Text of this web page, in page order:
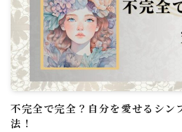
不完全で完全？自分を愛せるシン
法！